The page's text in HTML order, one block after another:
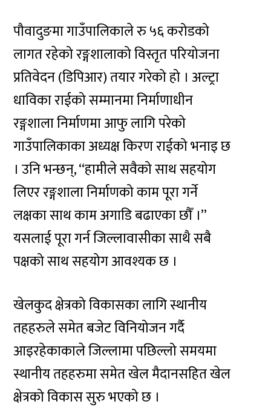
पौवादुङमा गाउँपालिकाले रु ५६ करोडको
लागत रहेको रङ्गशालाको विस्तृत परियोजना
प्रतिवेदन (डिपिआर) तयार गरेको हो । अल्ट्रा
धाविका राईको सम्मानमा निर्माणाधीन
रङ्गशाला निर्माणमा आफु लागि परेको
गाउँपालिकाका अध्यक्ष किरण राईको भनाइ छ
। उनि भन्छन्, “हामीले सवैको साथ सहयोग
लिएर रङ्गशाला निर्माणको काम पूरा गर्ने
लक्षका साथ काम अगाडि बढाएका छौँ ।”
यसलाई पूरा गर्न जिल्लावासीका साथै सबै
पक्षको साथ सहयोग आवश्यक छ ।
खेलकुद क्षेत्रको विकासका लागि स्थानीय
तहहरुले समेत बजेट विनियोजन गर्दै
आइरहेकाकाले जिल्लामा पछिल्लो समयमा
स्थानीय तहहरुमा समेत खेल मैदानसहित खेल
क्षेत्रको विकास सुरु भएको छ ।